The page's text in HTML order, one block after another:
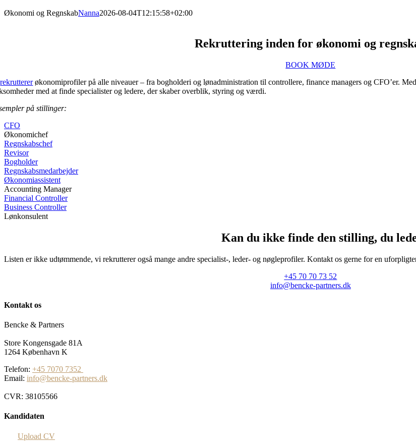
Økonomi og RegnskabNanna2026-08-04T12:15:58+02:00
Rekruttering inden for økonomi og
BOOK MØDE
rekruttererøkonomiprofiler på alle niveauer – fra bogholderi og lønadministration til controllere, finance managers og CFO’er.
med at finde specialister og ledere, der skaber overblik, styring og værdi.
på stillinger:
CFO
Økonomichef
Regnskabschef
Revisor
Bogholder
Regnskabsmedarbejder
Økonomiassistent
Accounting Manager
Financial Controller
Business Controller
Lønkonsulent
Kan du ikke finde den stilling, du
Listen er ikke udtømmende, vi rekrutterer også mange andre specialist-, leder- og nøgleprofiler. Kontakt os gerne for en
+45 70 70 73 52
info@bencke-partners.dk
Kontakt os
Bencke & Partners
Store Kongensgade 81A
1264 København K
Telefon: +45 7070 7352
Email: info@bencke-partners.dk
CVR: 38105566
Kandidaten
Upload CV